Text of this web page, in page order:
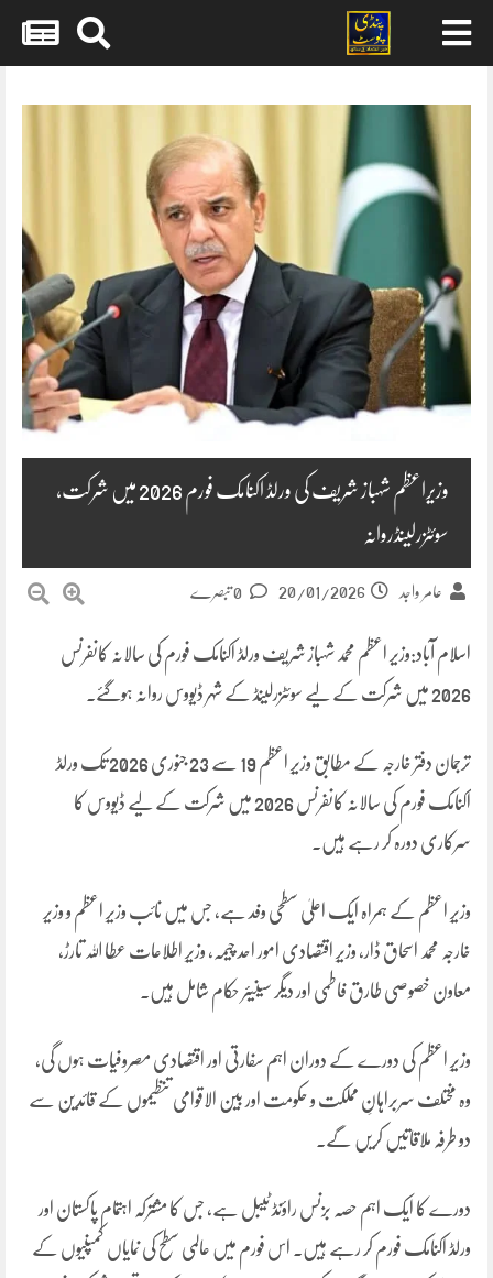
content
وزیراعظم شہباز شریف کی ورلڈ اکنامک فورم 2026 میں شرکت،
سوئٹزرلینڈروانہ
عامر واجد 20/01/2026
اسلام آباد:وزیر اعظم محمد شہباز شریف ورلڈ اکنامک فورم کی سالانہ کانفرنس
2026 میں شرکت کے لیے سوئٹزرلینڈ کے شہر ڈیووس روانہ ہوگئے۔
ترجمان دفتر خارجہ کے مطابق وزیرِ اعظم 19 سے 23 جنوری 2026 تک ورلڈ
اکنامک فورم کی سالانہ کانفرنس 2026 میں شرکت کے لیے ڈیووس کا
سرکاری دورہ کر رہے ہیں۔
وزیرِ اعظم کے ہمراہ ایک اعلیٰ سطحی وفد ہے، جس میں نائب وزیرِ اعظم و وزیر
خارجہ محمد اسحاق ڈار، وزیرِ اقتصادی امور احد چیمہ، وزیرِ اطلاعات عطا اللہ تارڑ،
معاون خصوصی طارق فاطمی اور دیگر سینیئر حکام شامل ہیں۔
وزیرِ اعظم کی دورے کے دوران اہم سفارتی اور اقتصادی مصروفیات ہوں گی،
وہ مختلف سربراہانِ مملکت و حکومت اور بین الاقوامی تنظیموں کے قائدین سے
دو طرفہ ملاقاتیں کریں گے۔
دورے کا ایک اہم حصہ بزنس راؤنڈ ٹیبل ہے، جس کا مشترکہ اہتمام پاکستان اور
ورلڈ اکنامک فورم کر رہے ہیں۔ اس فورم میں عالمی سطح کی نمایاں کمپنیوں کے